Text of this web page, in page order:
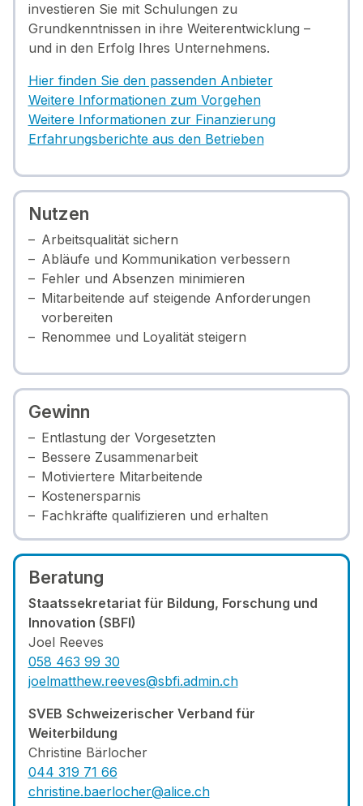
Beratung
Staatssekretariat für Bildung, Forschung und
Innovation (SBFI)
Joel Reeves
058 463 99 30
joelmatthew.reeves@sbfi.admin.ch
SVEB Schweizerischer Verband für
Weiterbildung
Christine Bärlocher
044 319 71 66
christine.baerlocher@alice.ch
investieren Sie mit Schulungen zu
Grundkenntnissen in ihre Weiterentwicklung –
und in den Erfolg Ihres Unternehmens.
Hier finden Sie den passenden Anbieter
Weitere Informationen zum Vorgehen
Weitere Informationen zur Finanzierung
Erfahrungsberichte aus den Betrieben
Nutzen
Arbeitsqualität sichern
Abläufe und Kommunikation verbessern
Fehler und Absenzen minimieren
Mitarbeitende auf steigende Anforderungen
vorbereiten
Renommee und Loyalität steigern
Gewinn
Entlastung der Vorgesetzten
Bessere Zusammenarbeit
Motiviertere Mitarbeitende
Kostenersparnis
Fachkräfte qualifizieren und erhalten